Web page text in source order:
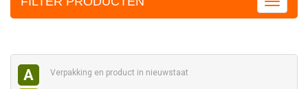
A Verpakking en product in nieuwstaat